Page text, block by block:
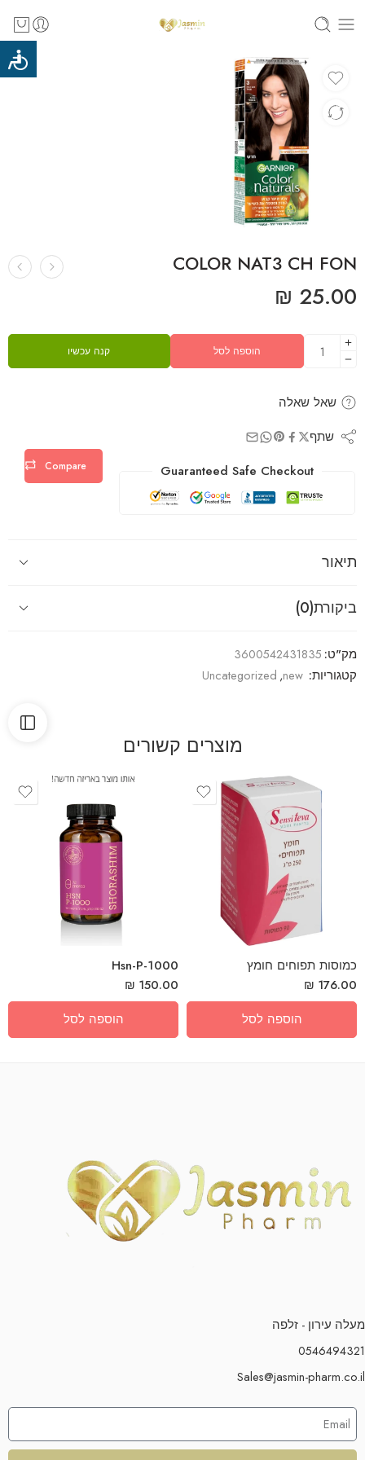
‎COLOR‎ ‎NAT‎3‎ ‎CH‎ ‎FON
25.00
₪
הוספה לסל קנה עכשיו
שאל שאלה
Compare
שתף
Guaranteed Safe Checkout
תיאור
ביקורת(0)
מק"ט: 3600542431835
קטגוריות: new
,
Uncategorized
מוצרים קשורים
176.00
₪
הוספה לסל
Hsn-P-1000
150.00
₪
הוספה לסל
מעלה עירון - זלפה
0546494321
Sales@jasmin-pharm.co.il